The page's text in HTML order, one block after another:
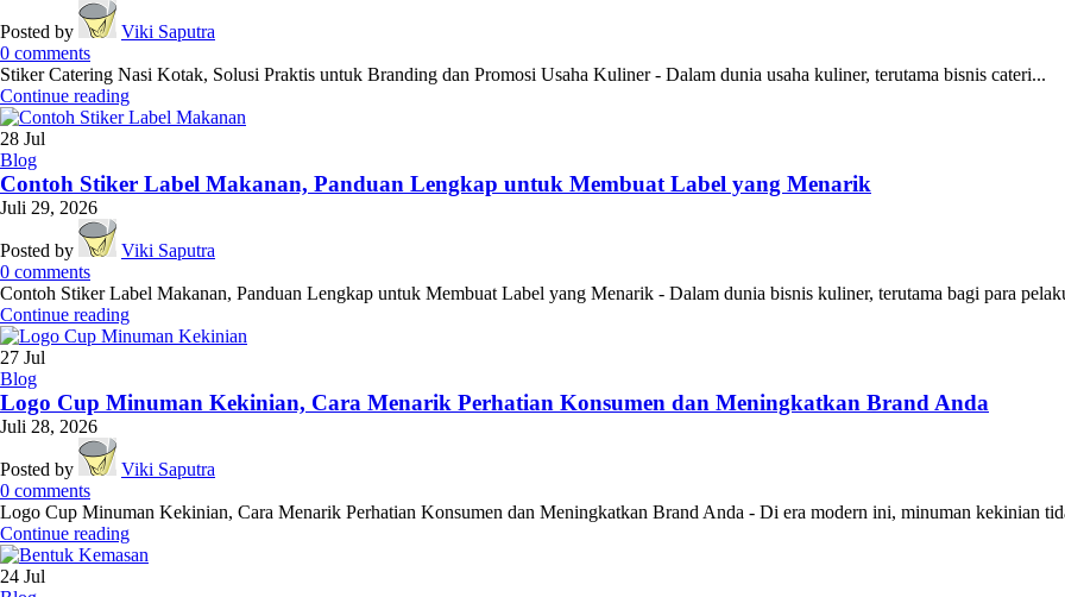
Posted by
Viki Saputra
0 comments
Stiker Catering Nasi Kotak, Solusi Praktis untuk Branding dan Promosi Usaha Kuliner - Dalam dunia usaha kuliner, terutama bisnis cateri...
Continue reading
28 Jul
Blog
Contoh Stiker Label Makanan, Panduan Lengkap untuk Membuat Label yang Menarik
Juli 29, 2026
Posted by
Viki Saputra
0 comments
Contoh Stiker Label Makanan, Panduan Lengkap untuk Membuat Label yang Menarik - Dalam dunia bisnis kuliner, terutama bagi para
Continue reading
27 Jul
Blog
Logo Cup Minuman Kekinian, Cara Menarik Perhatian Konsumen dan Meningkatkan Brand Anda
Juli 28, 2026
Posted by
Viki Saputra
0 comments
Logo Cup Minuman Kekinian, Cara Menarik Perhatian Konsumen dan Meningkatkan Brand Anda - Di era modern ini, minuman kekinian
Continue reading
24 Jul